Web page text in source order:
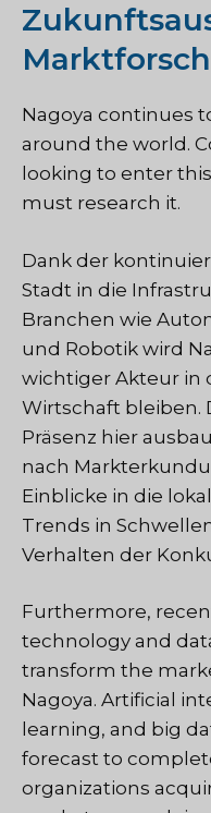
Nagoya continues
around the world.
looking to enter
must research it.
Dank der
Stadt in die
Branchen wie
und Robotik wird
wichtiger Akteur in
Wirtschaft bleiben.
Präsenz hier
nach
Einblicke in die
Trends in
Verhalten der
Furthermore,
technology and
transform the
Nagoya. Artificial
learning, and big
forecast to
organizations